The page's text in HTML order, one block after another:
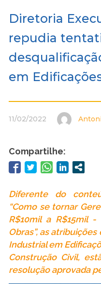
Diretoria
repudia
em
11/02/2022
Compartilhe:
Diferente do
“Como se tornar
R$10mil a R$15mil
Obras”, as
Industrial em
Construção Civil,
resolução aprovada